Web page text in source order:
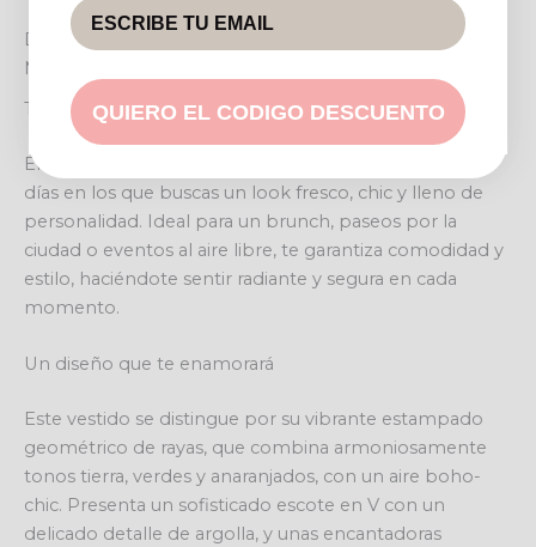
DESLUMBRA CON EL ESTILO ÚNICO DEL VESTIDO
MACARENA
Tu aliado para brillar en cualquier ocasión
El Vestido Macarena es la elección perfecta para esos
días en los que buscas un look fresco, chic y lleno de
personalidad. Ideal para un brunch, paseos por la
ciudad o eventos al aire libre, te garantiza comodidad y
estilo, haciéndote sentir radiante y segura en cada
momento.
Un diseño que te enamorará
Este vestido se distingue por su vibrante estampado
geométrico de rayas, que combina armoniosamente
tonos tierra, verdes y anaranjados, con un aire boho-
chic. Presenta un sofisticado escote en V con un
delicado detalle de argolla, y unas encantadoras
QUIERO EL CODIGO DESCUENTO